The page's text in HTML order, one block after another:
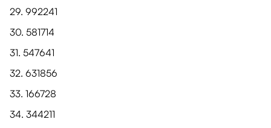
29. 992241
30. 581714
31. 547641
32. 631856
33. 166728
34. 344211